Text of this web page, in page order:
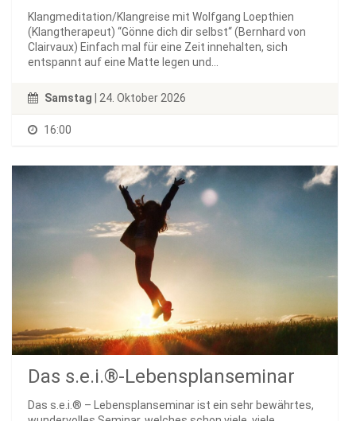
Klangmeditation/Klangreise mit Wolfgang Loepthien
(Klangtherapeut) “Gönne dich dir selbst“ (Bernhard von
Clairvaux) Einfach mal für eine Zeit innehalten, sich
entspannt auf eine Matte legen und...
Samstag | 24. Oktober 2026
16:00
Das s.e.i.®-Lebensplanseminar
Das s.e.i.® – Lebensplanseminar ist ein sehr bewährtes,